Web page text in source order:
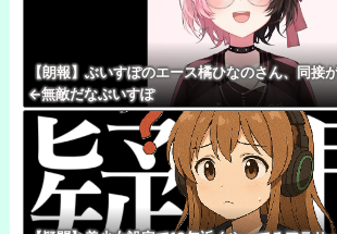
【朗報】ぶいすぽのエース橘ひなのさん、同接
←無敵だなぶいすぽ